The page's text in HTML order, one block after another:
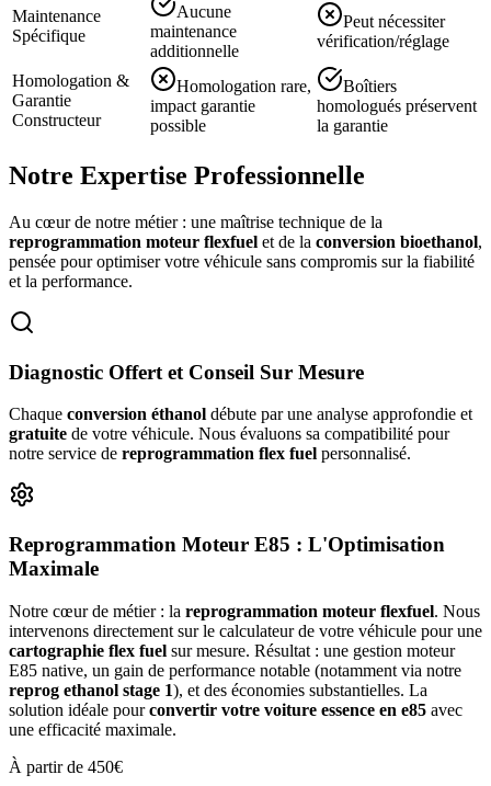
Maintenance
Spécifique
Aucune
maintenance
additionnelle
Peut nécessiter
vérification/réglage
Homologation &
Garantie
Constructeur
Homologation rare,
impact garantie
possible
Boîtiers
homologués préservent
la garantie
Notre Expertise Professionnelle
Au cœur de notre métier : une maîtrise technique de la
reprogrammation moteur flexfuel et de la conversion bioethanol,
pensée pour optimiser votre véhicule sans compromis sur la fiabilité
et la performance.
Diagnostic Offert et Conseil Sur Mesure
Chaque conversion éthanol débute par une analyse approfondie et
gratuite de votre véhicule. Nous évaluons sa compatibilité pour
notre service de reprogrammation flex fuel personnalisé.
Reprogrammation Moteur E85 : L'Optimisation
Maximale
Notre cœur de métier : la reprogrammation moteur flexfuel. Nous
intervenons directement sur le calculateur de votre véhicule pour une
cartographie flex fuel sur mesure. Résultat : une gestion moteur
E85 native, un gain de performance notable (notamment via notre
reprog ethanol stage 1), et des économies substantielles. La
solution idéale pourconvertir votre voiture essence en e85 avec
une efficacité maximale.
À partir de 450€